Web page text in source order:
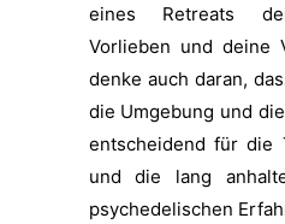
eines Retreats
Vorlieben und deine
denke auch daran,
die Umgebung und
entscheidend für die
und die lang
psychedelischen